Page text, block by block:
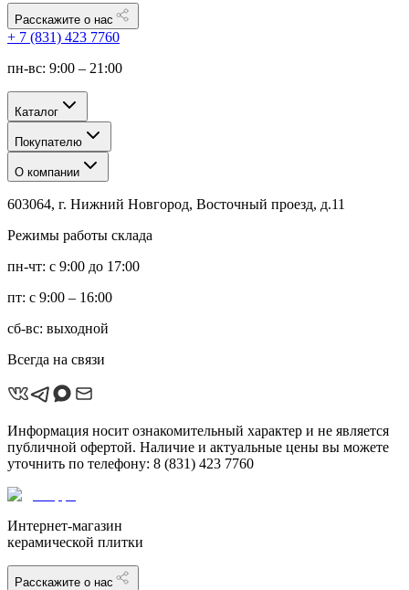
Расскажите о нас
+ 7 (831) 423 7760
пн-вс: 9:00 – 21:00
Каталог
Покупателю
О компании
603064, г. Нижний Новгород, Восточный проезд, д.11
Режимы работы склада
пн-чт: с 9:00 до 17:00
пт: с 9:00 – 16:00
сб-вс: выходной
Всегда на связи
Информация носит ознакомительный характер и не является
публичной офертой. Наличие и актуальные цены вы можете
уточнить по телефону: 8 (831) 423 7760
Интернет-магазин
керамической плитки
Расскажите о нас